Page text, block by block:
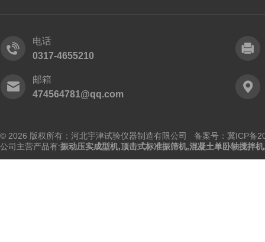
电话
0317-4655210
邮箱
474564781@qq.com
© 2026 版权所有：河北宇津试验仪器制造有限公司 备案号：冀ICP备
公司主营产品有:振动压实成型机,顶击式标准振筛机,混凝土单卧轴搅拌机